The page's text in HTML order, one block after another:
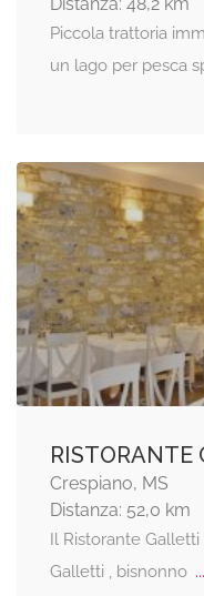
Piccola trattoria
un lago per pesca
RISTORANTE
Crespiano, MS
Distanza: 52,0 km
Il Ristorante
Galletti , bisnonno